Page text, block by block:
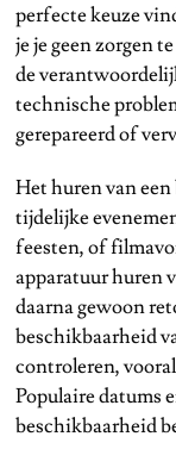
perfecte keuze
je je geen zorgen
de
technische
gerepareerd of
Het huren van
tijdelijke
feesten, of
apparatuur huren
daarna gewoon
beschikbaarheid
controleren,
Populaire datums
beschikbaarheid